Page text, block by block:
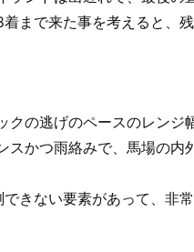
まで来た事を考えると、
クの逃げのペースのレンジ
スかつ雨絡みで、馬場の内
きない要素があって、非